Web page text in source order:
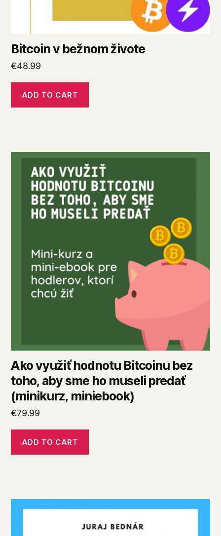
Bitcoin v bežnom živote
€48.99
ADD TO CART
Ako využiť hodnotu Bitcoinu bez
toho, aby sme ho museli predať
(minikurz, miniebook)
€79.99
ADD TO CART